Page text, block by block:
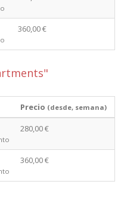
360,00 €
Precio (desde, semana)
280,00 €
360,00 €